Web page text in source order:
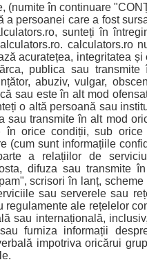
(numite în continuare
a persoanei care a fost
sunteți în
calculators.ro
acuratețea, integritatea
publica sau
abuziv, vulgar,
sau este în alt mod
o altă persoană sau
sau transmite în alt mod
în orice condiții, sub
(cum sunt informațiile
a relațiilor de
difuza sau transmite
scrisori în lanț,
sau serverele sau
regulamente ale rețelelor
sau internațională,
furniza informații
impotriva oricărui